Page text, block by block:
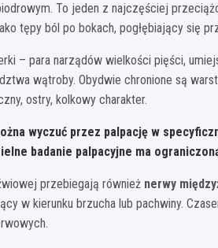
To jeden z najczęściej
tępy ból po bokach, pogłębiający się
– para narządów wielkości pięści,
wątroby. Obydwie chronione są
ostry, kolkowy charakter.
wyczuć przez palpację w
badanie palpacyjne ma
przebiegają również nerwy
w kierunku brzucha lub pachwiny.